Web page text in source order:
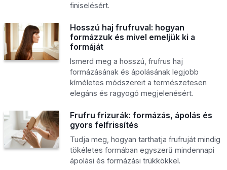
finiselésért.
Hosszú haj frufruval: hogyan
formázzuk és mivel emeljük ki a
formáját
Ismerd meg a hosszú, frufrus haj
formázásának és ápolásának legjobb
kíméletes módszereit a természetesen
elegáns és ragyogó megjelenésért.
Frufru frizurák: formázás, ápolás és
gyors felfrissítés
Tudja meg, hogyan tarthatja frufruját mindig
tökéletes formában egyszerű mindennapi
ápolási és formázási trükkökkel.